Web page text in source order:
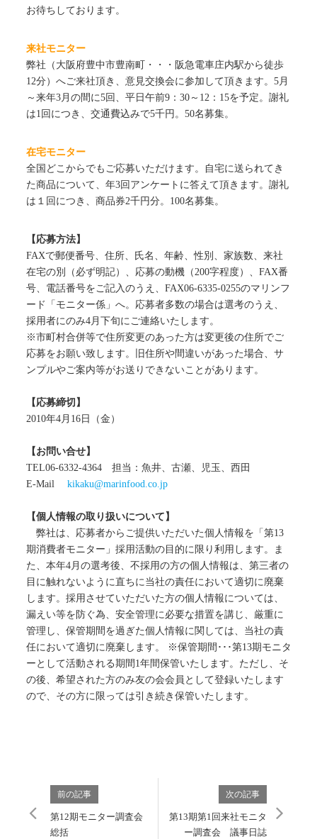
お待ちしております。
来社モニター
弊社（大阪府豊中市豊南町・・・阪急電車庄内駅から徒歩
12分）へご来社頂き、意見交換会に参加して頂きます。5月
～来年3月の間に5回、平日午前9：30～12：15を予定。謝礼
は1回につき、交通費込みで5千円。50名募集。
在宅モニター
全国どこからでもご応募いただけます。自宅に送られてき
た商品について、年3回アンケートに答えて頂きます。謝礼
は１回につき、商品券2千円分。100名募集。
【応募方法】
FAXで郵便番号、住所、氏名、年齢、性別、家族数、来社
在宅の別（必ず明記）、応募の動機（200字程度）、FAX番
号、電話番号をご記入のうえ、FAX06-6335-0255のマリンフ
ード「モニター係」へ。応募者多数の場合は選考のうえ、
採用者にのみ4月下旬にご連絡いたします。
※市町村合併等で住所変更のあった方は変更後の住所でご
応募をお願い致します。旧住所や間違いがあった場合、サ
ンプルやご案内等がお送りできないことがあります。
【応募締切】
2010年4月16日（金）
【お問い合せ】
TEL06-6332-4364 担当：魚井、古瀬、児玉、西田
E-Mail
kikaku@marinfood.co.jp
【個人情報の取り扱いについて】
弊社は、応募者からご提供いただいた個人情報を「第13
期消費者モニター」採用活動の目的に限り利用します。ま
た、本年4月の選考後、不採用の方の個人情報は、第三者の
目に触れないように直ちに当社の責任において適切に廃棄
します。採用させていただいた方の個人情報については、
漏えい等を防ぐ為、安全管理に必要な措置を講じ、厳重に
管理し、保管期間を過ぎた個人情報に関しては、当社の責
任において適切に廃棄します。 ※保管期間･･･第13期モニタ
ーとして活動される期間1年間保管いたします。ただし、そ
の後、希望された方のみ友の会会員として登録いたします
ので、その方に限っては引き続き保管いたします。
前の記事
第12期モニター調査会
総括
次の記事
第13期第1回来社モニタ
ー調査会 議事日誌